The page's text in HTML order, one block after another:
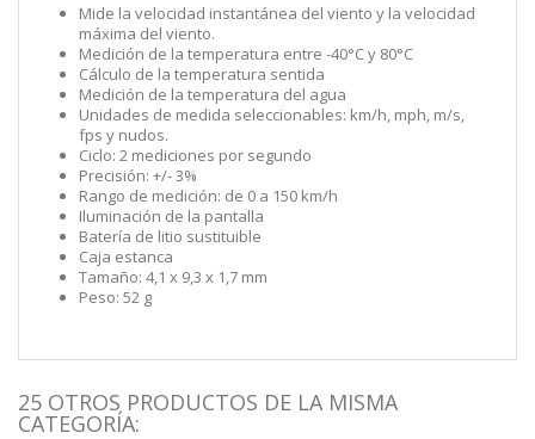
Mide la velocidad instantánea del viento y la velocidad
máxima del viento.
Medición de la temperatura entre -40°C y 80°C
Cálculo de la temperatura sentida
Medición de la temperatura del agua
Unidades de medida seleccionables: km/h, mph, m/s,
fps y nudos.
Ciclo: 2 mediciones por segundo
Precisión: +/- 3%
Rango de medición: de 0 a 150 km/h
Iluminación de la pantalla
Batería de litio sustituible
Caja estanca
Tamaño: 4,1 x 9,3 x 1,7 mm
Peso: 52 g
25 OTROS PRODUCTOS DE LA MISMA
CATEGORÍA: